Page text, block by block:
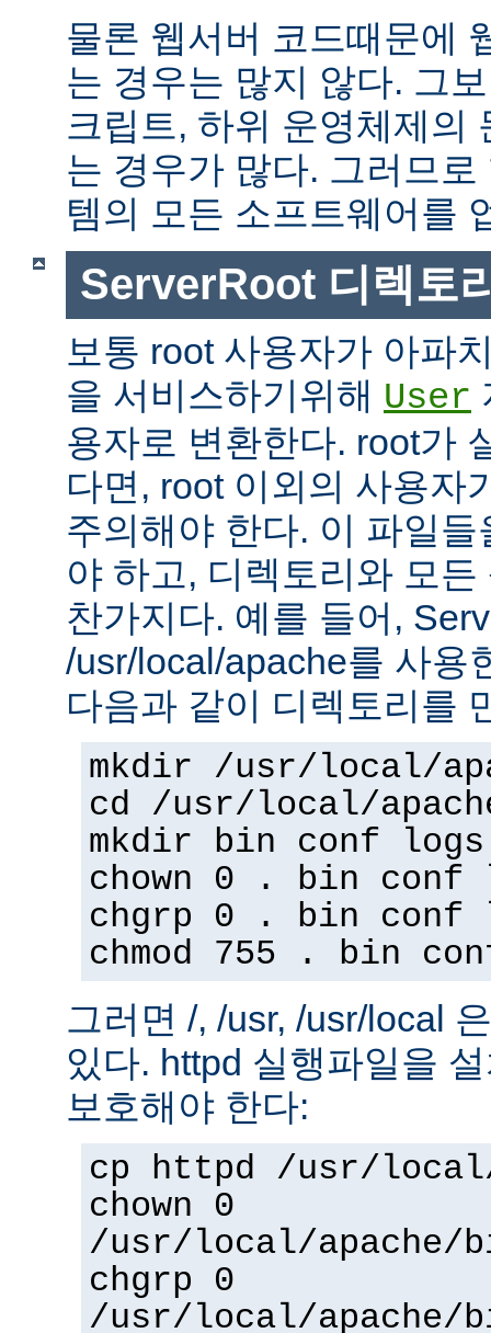
물론 웹서버 코드때문에
는 경우는 많지 않다. 그
크립트, 하위 운영체제의
는 경우가 많다. 그러므
템의 모든 소프트웨어를
ServerRoot 디렉토
보통 root 사용자가 아파
을 서비스하기위해 User
용자로 변환한다. root가
다면, root 이외의 사용자
주의해야 한다. 이 파일
야 하고, 디렉토리와 모
찬가지다. 예를 들어,
/usr/local/apache를 사용
다음과 같이 디렉토리를
mkdir /usr/local/
cd /usr/local/
mkdir bin conf logs
chown 0 . bin conf
chgrp 0 . bin conf
chmod 755 . bin
그러면 /, /usr, /usr/local
있다. httpd 실행파일을
보호해야 한다:
cp httpd /usr/
chown 0
/usr/local/apache/
chgrp 0
/usr/local/apache/